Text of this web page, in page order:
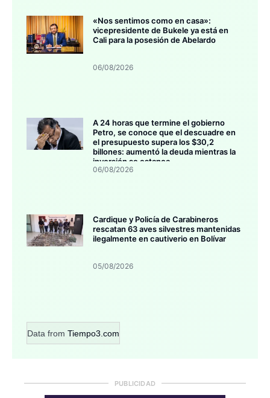
«Nos sentimos como en casa»:
vicepresidente de Bukele ya está en
Cali para la posesión de Abelardo
06/08/2026
A 24 horas que termine el gobierno
Petro, se conoce que el descuadre en
el presupuesto supera los $30,2
billones: aumentó la deuda mientras la
inversión se estanca
06/08/2026
Cardique y Policía de Carabineros
rescatan 63 aves silvestres mantenidas
ilegalmente en cautiverio en Bolívar
05/08/2026
Data from Tiempo3.com
PUBLICIDAD